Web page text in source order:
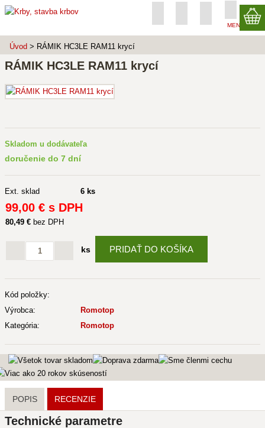
MENU
Úvod > RÁMIK HC3LE RAM11 krycí
RÁMIK HC3LE RAM11 krycí
Skladom u dodávateľa
doručenie do 7 dní
Ext. sklad 6 ks
99,00 € s DPH
80,49 € bez DPH
ks PRIDAŤ DO KOŠÍKA
Kód položky:
Výrobca:
Romotop
Kategória:
Romotop
POPIS RECENZIE
Technické parametre